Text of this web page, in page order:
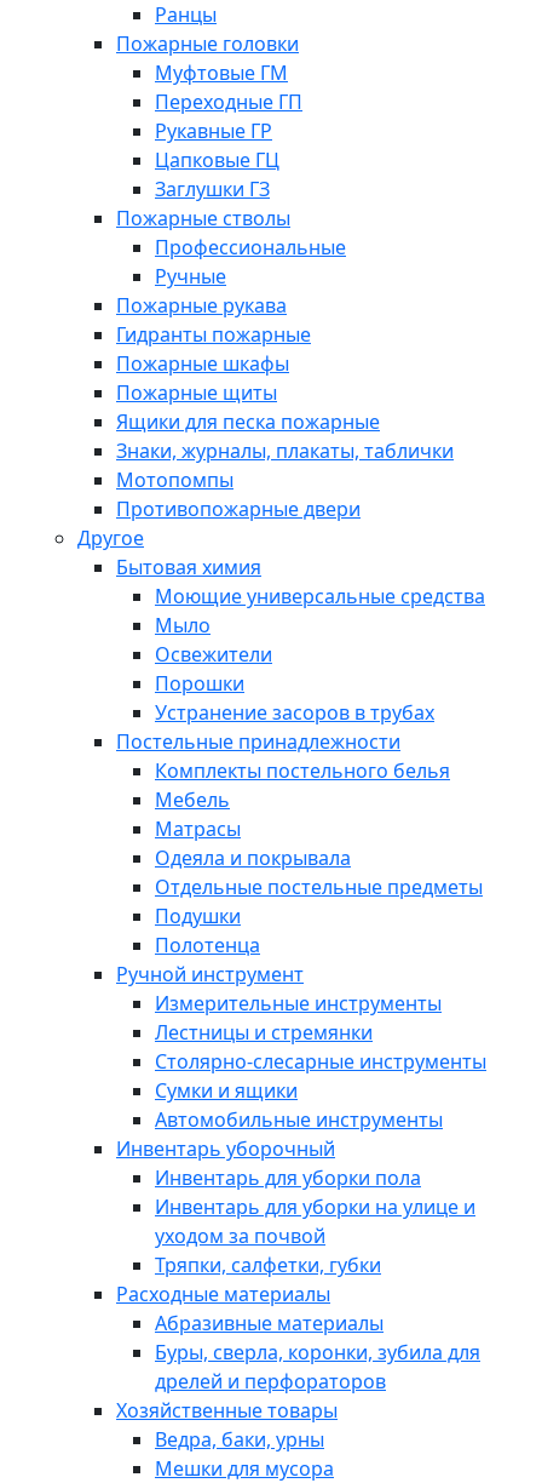
Ранцы
Пожарные головки
Муфтовые ГМ
Переходные ГП
Рукавные ГР
Цапковые ГЦ
Заглушки ГЗ
Пожарные стволы
Профессиональные
Ручные
Пожарные рукава
Гидранты пожарные
Пожарные шкафы
Пожарные щиты
Ящики для песка пожарные
Знаки, журналы, плакаты, таблички
Мотопомпы
Противопожарные двери
Другое
Бытовая химия
Моющие универсальные средства
Мыло
Освежители
Порошки
Устранение засоров в трубах
Постельные принадлежности
Комплекты постельного белья
Мебель
Матрасы
Одеяла и покрывала
Отдельные постельные предметы
Подушки
Полотенца
Ручной инструмент
Измерительные инструменты
Лестницы и стремянки
Столярно-слесарные инструменты
Сумки и ящики
Автомобильные инструменты
Инвентарь уборочный
Инвентарь для уборки пола
Инвентарь для уборки на улице и
уходом за почвой
Тряпки, салфетки, губки
Расходные материалы
Абразивные материалы
Буры, сверла, коронки, зубила для
дрелей и перфораторов
Хозяйственные товары
Ведра, баки, урны
Мешки для мусора